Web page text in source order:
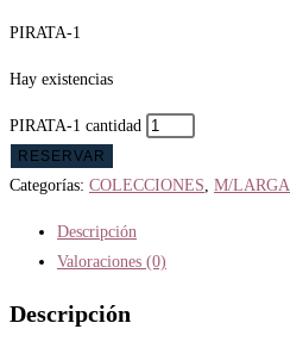
PIRATA-1
Hay existencias
PIRATA-1 cantidad
RESERVAR
Categorías: COLECCIONES M/
Descripción
Valoraciones (0)
Descripción